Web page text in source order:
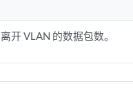
离开 VLAN 的数据包数。